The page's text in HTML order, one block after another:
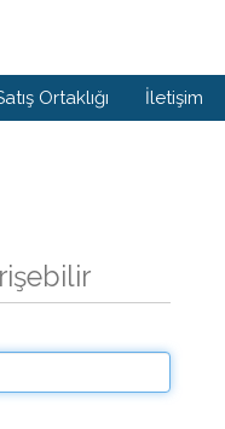
Ortaklığı İletişim